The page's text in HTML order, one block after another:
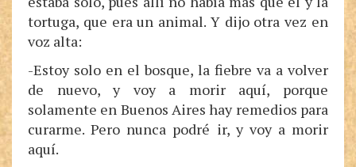
tortuga, que era un animal. Y dijo otra vez en
voz alta:
-Estoy solo en el bosque, la fiebre va a volver
de nuevo, y voy a morir aquí, porque
solamente en Buenos Aires hay remedios para
curarme. Pero nunca podré ir, y voy a morir
aquí.